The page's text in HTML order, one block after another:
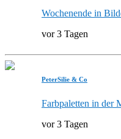
Wochenende in
vor 3 Tagen
PeterSilie & Co
Farbpaletten in der
vor 3 Tagen